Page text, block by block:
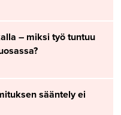
– miksi työ tuntuu
sääntely ei